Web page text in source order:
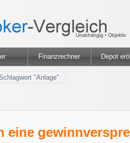
Finanzrechner Depot
"Anlage"
eine